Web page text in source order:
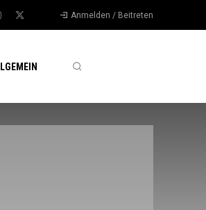
Anmelden / Beitreten